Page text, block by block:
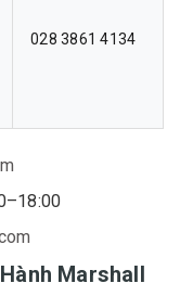
028 3861 4134
Marshall